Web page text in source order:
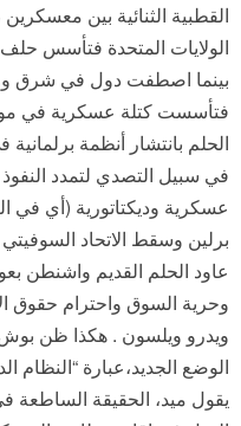
القطبية الثنائية بين
الولايات المتحدة فتأسس
بينما اصطفت دول في شرق
فتأسست كتلة عسكرية في
الحلم بانتشار أنظمة
في سبيل التصدي لتمدد
عسكرية وديكتاتورية (أي في
برلين وسقط الاتحاد
عاود الحلم القديم واشنطن
وحرية السوق واحترام حقوق
ويدرو ويلسون . هكذا ظن
الوضع الجديد،عبارة “النظام
يقول ميد، الحقيقة الساطعة